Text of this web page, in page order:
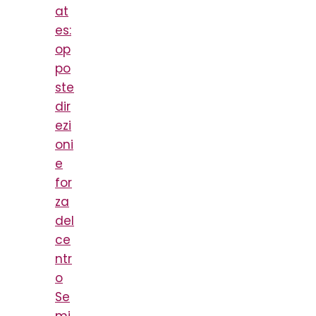
at
es:
op
po
ste
dir
ezi
oni
e
for
za
del
ce
ntr
o
Se